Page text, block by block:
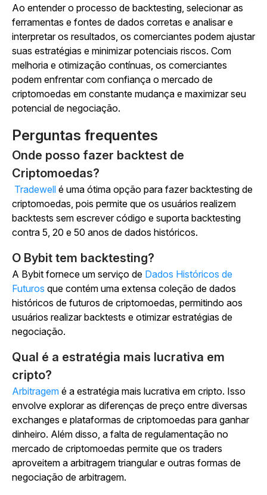
Ao entender o processo de backtesting, selecionar as
ferramentas e fontes de dados corretas e analisar e
interpretar os resultados, os comerciantes podem ajustar
suas estratégias e minimizar potenciais riscos. Com
melhoria e otimização contínuas, os comerciantes
podem enfrentar com confiança o mercado de
criptomoedas em constante mudança e maximizar seu
potencial de negociação.
Perguntas frequentes
Onde posso fazer backtest de
Criptomoedas?
Tradewell é uma ótima opção para fazer backtesting de
criptomoedas, pois permite que os usuários realizem
backtests sem escrever código e suporta backtesting
contra 5, 20 e 50 anos de dados históricos.
O Bybit tem backtesting?
A Bybit fornece um serviço de Dados Históricos de
Futuros que contém uma extensa coleção de dados
históricos de futuros de criptomoedas, permitindo aos
usuários realizar backtests e otimizar estratégias de
negociação.
Qual é a estratégia mais lucrativa em
cripto?
Arbitragem é a estratégia mais lucrativa em cripto. Isso
envolve explorar as diferenças de preço entre diversas
exchanges e plataformas de criptomoedas para ganhar
dinheiro. Além disso, a falta de regulamentação no
mercado de criptomoedas permite que os traders
aproveitem a arbitragem triangular e outras formas de
negociação de arbitragem.